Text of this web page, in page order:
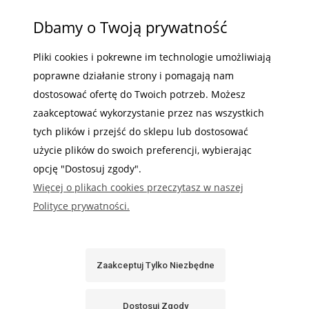
Hermetyczna skrzynka elektryczna –
Wszystkie naszeobudowy hermetyczne metalowe
projektowane i produkowane w Polsce, z zachowaniem
rygorystycznych norm jakości – potwierdzone certyfikatami
CE, UL i B. Stawiamy na trwałość, bezpieczeństwo i estetykę,
dzięki czemu nasze produkty są chętnie wybierane przez
instalatorów, elektryków i projektantów systemów
automatyki przemysłowej.
Niezależnie, czy szukaszobudowy hermetycznej IP65
elektryczna hermetyczna
Warianty i akcesoria do obudów
Gdzie nas możesz znaleźć
Sklep internetowy Shoper.pl
Dbamy o Twoją prywatność
Pliki cookies i pokrewne im technologie umożliwiają
poprawne działanie strony i pomagają nam
dostosować ofertę do Twoich potrzeb. Możesz
zaakceptować wykorzystanie przez nas wszystkich
tych plików i przejść do sklepu lub dostosować
użycie plików do swoich preferencji, wybierając
opcję "Dostosuj zgody".
Więcej o plikach cookies przeczytasz w naszej
Polityce prywatności.
Zaakceptuj Tylko Niezbędne
Dostosuj Zgody